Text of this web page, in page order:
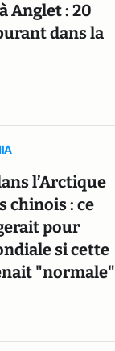
Anglet : 20
dans la
l’Arctique
chinois : ce
pour
si cette
"normale"